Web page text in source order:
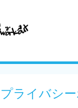
プライバシ